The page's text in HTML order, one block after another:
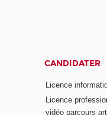
CANDIDATER
Licence
Licence
vidéo parcours